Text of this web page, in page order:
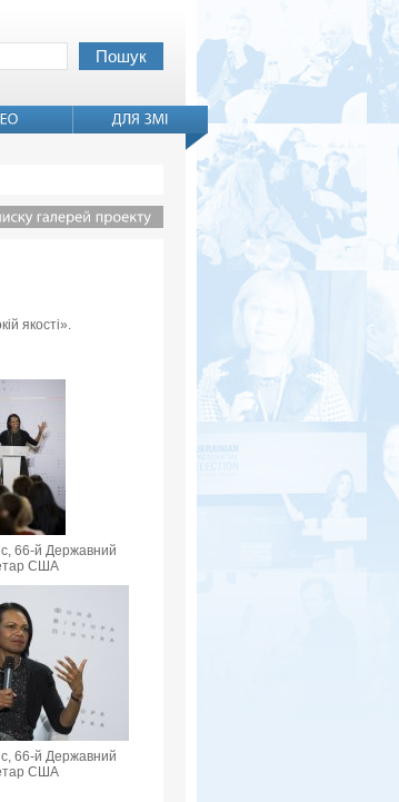
якості».
66-й Державний
США
66-й Державний
США